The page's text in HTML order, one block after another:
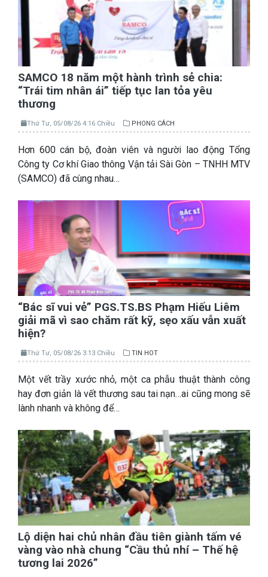
SAMCO 18 năm một hành trình sẻ chia:
“Trái tim nhân ái” tiếp tục lan tỏa yêu
thương
Thứ Tư, 05/08/26 4:16 Chiều PHONG CÁCH
Hơn 600 cán bộ, đoàn viên và người lao động Tổng
Công ty Cơ khí Giao thông Vận tải Sài Gòn – TNHH MTV
(SAMCO) đã cùng nhau…
“Bác sĩ vui vẻ” PGS.TS.BS Phạm Hiếu Liêm
giải mã vì sao chăm rất kỹ, sẹo xấu vẫn xuất
hiện?
Thứ Tư, 05/08/26 3:13 Chiều TIN HOT
Một vết trầy xước nhỏ, một ca phẫu thuật thành công
hay đơn giản là vết thương sau tai nạn…ai cũng mong sẽ
lành nhanh và không để…
Lộ diện hai chủ nhân đầu tiên giành tấm vé
vàng vào nhà chung “Cầu thủ nhí – Thế hệ
tương lai 2026”